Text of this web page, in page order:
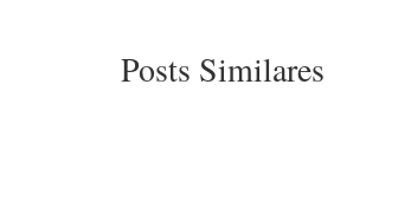
Posts Similares